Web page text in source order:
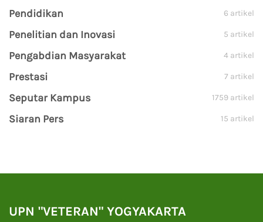
Pendidikan 6 artikel
Penelitian dan Inovasi 5 artikel
Pengabdian Masyarakat 4 artikel
Prestasi 7 artikel
Seputar Kampus 1759 artikel
Siaran Pers 15 artikel
UPN "VETERAN" YOGYAKARTA